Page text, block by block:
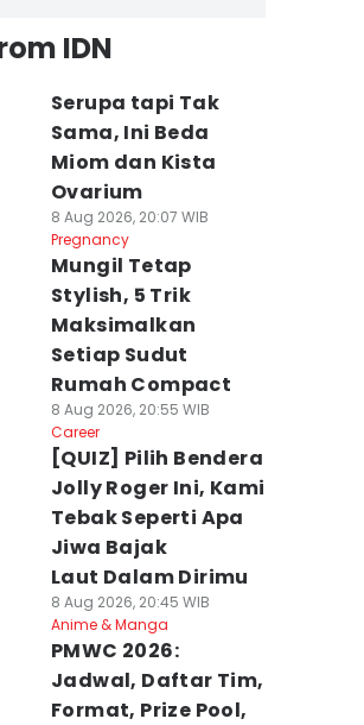
IDN
Serupa tapi Tak
Sama, Ini Beda
Miom dan Kista
Ovarium
8 Aug 2026, 20:07 WIB
Pregnancy
Mungil Tetap
Stylish, 5 Trik
Maksimalkan
Setiap Sudut
Rumah Compact
8 Aug 2026, 20:55 WIB
Career
[QUIZ] Pilih Bendera
Jolly Roger Ini, Kami
Tebak Seperti Apa
Jiwa Bajak
Laut Dalam Dirimu
8 Aug 2026, 20:45 WIB
Anime & Manga
PMWC 2026:
Jadwal, Daftar Tim,
Format, Prize Pool,